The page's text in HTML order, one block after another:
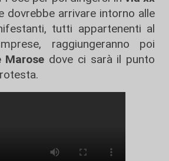
dovrebbe arrivare intorno alle
tutti appartenenti al
raggiungeranno poi
Marose dove ci sarà il punto